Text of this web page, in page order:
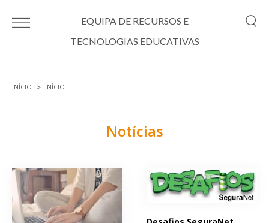
EQUIPA DE RECURSOS E
TECNOLOGIAS EDUCATIVAS
INÍCIO INÍCIO
Notícias
Páginas